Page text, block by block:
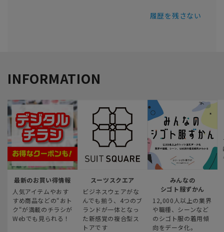
履歴を残さない
INFORMATION
最新のお買い得情報
人気アイテムやおす
すめ商品などの“おト
ク“が満載のチラシが
Webでも見られる！
スーツスクエア
ビジネスウェアがな
んでも揃う、4つのブ
ランドが一体となっ
た新感覚の複合型ス
トアです
みんなの
シゴト服ずかん
12,000人以上の業界
や職種、シーンなど
のシゴト服の着用傾
向をデータ化。